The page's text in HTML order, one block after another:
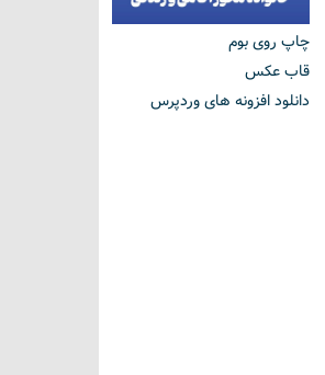
چاپ روی بوم
قاب عکس
دانلود افزونه های وردپرس